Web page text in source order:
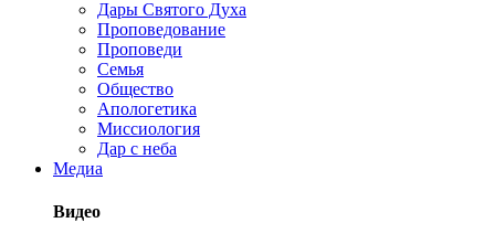
Дары Святого Духа
Проповедование
Проповеди
Семья
Общество
Апологетика
Миссиология
Дар с неба
Медиа
Видео